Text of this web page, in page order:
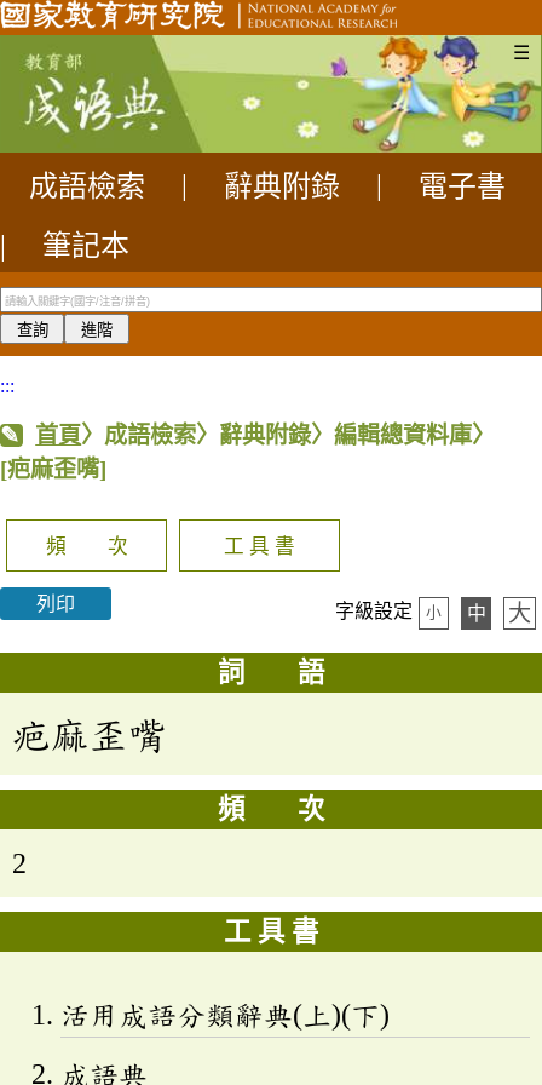
☰
成語檢索 辭典附錄
電子書
|
筆記本
:::
首頁〉成語檢索〉辭典附錄〉編輯總資料庫〉
[疤麻歪嘴]
頻 次 工 具 書
列印 字級設定 小 中 大
詞 語
疤麻歪嘴
頻 次
2
工 具 書
活用成語分類辭典(上)(下)
成語典